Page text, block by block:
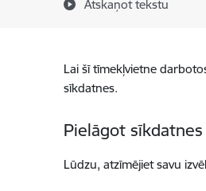
Atskaņot tekstu
Lai šī tīmekļvietne
sīkdatnes.
Pielāgot sīkdatnes
Lūdzu, atzīmējiet savu